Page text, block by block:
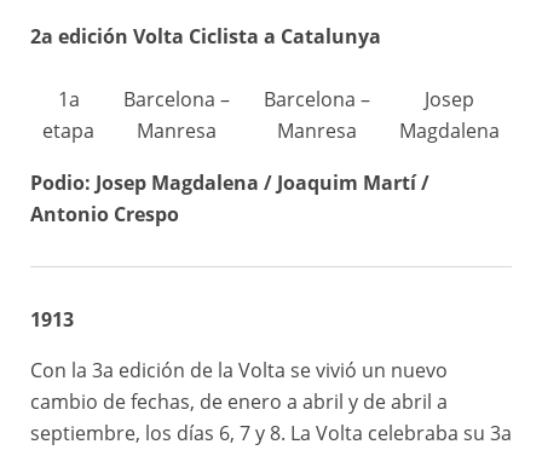
2a edición Volta Ciclista a Catalunya
1a
etapa
Barcelona –
Manresa
Barcelona –
Manresa
Josep
Magdalena
2
etapa
Manresa –
Lleida
128km
Josep
3a
Lleida –
Josep
Podio: Josep Magdalena / Joaquim Martí /
Antonio Crespo
1913
Con la 3a edición de la Volta se vivió un nuevo
cambio de fechas, de enero a abril y de abril a
septiembre, los días 6, 7 y 8. La Volta celebraba su 3a